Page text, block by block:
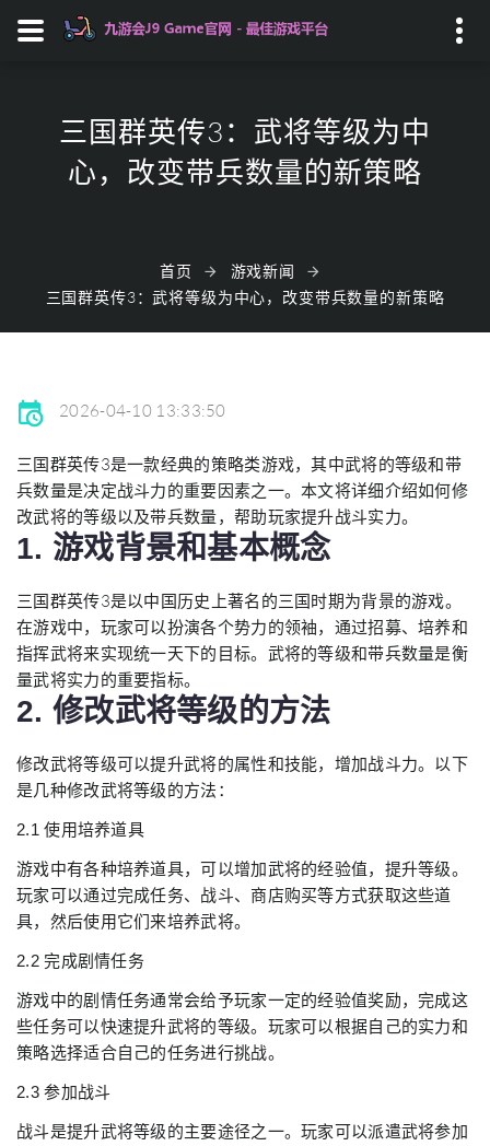
Search...
三国群英传3：武将等级为中
心，改变带兵数量的新策略
首页
游戏新闻
三国群英传3：武将等级为中心，改变带兵数量的新策略
2026-04-10 13:33:50
三国群英传3是一款经典的策略类游戏，其中武将的等级和带
兵数量是决定战斗力的重要因素之一。本文将详细介绍如何修
改武将的等级以及带兵数量，帮助玩家提升战斗实力。
1. 游戏背景和基本概念
三国群英传3是以中国历史上著名的三国时期为背景的游戏。
在游戏中，玩家可以扮演各个势力的领袖，通过招募、培养和
指挥武将来实现统一天下的目标。武将的等级和带兵数量是衡
量武将实力的重要指标。
2. 修改武将等级的方法
修改武将等级可以提升武将的属性和技能，增加战斗力。以下
是几种修改武将等级的方法：
2.1 使用培养道具
游戏中有各种培养道具，可以增加武将的经验值，提升等级。
玩家可以通过完成任务、战斗、商店购买等方式获取这些道
具，然后使用它们来培养武将。
2.2 完成剧情任务
游戏中的剧情任务通常会给予玩家一定的经验值奖励，完成这
些任务可以快速提升武将的等级。玩家可以根据自己的实力和
策略选择适合自己的任务进行挑战。
2.3 参加战斗
战斗是提升武将等级的主要途径之一。玩家可以派遣武将参加